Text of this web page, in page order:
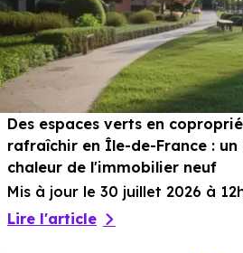
Des espaces verts en
rafraîchir en Île-de-France :
chaleur de l'immobilier neuf
Mis à jour le 30 juillet 2026 à
Lire l'article